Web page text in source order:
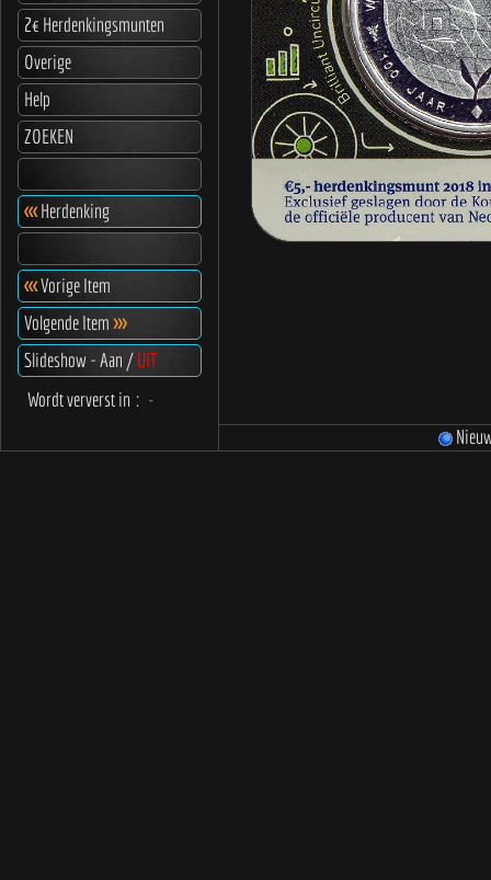
2€ Herdenkingsmunten
Overige
Help
ZOEKEN
<<<Herdenking
<<<Vorige Item
Volgende Item>>>
Slideshow - Aan /UIT
Wordt ververst in : -